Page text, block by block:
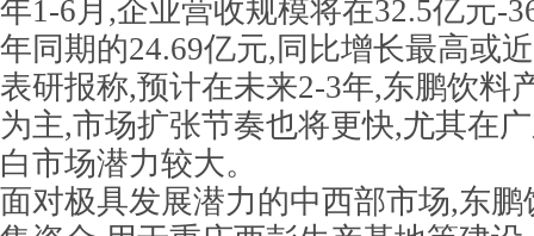
年1-6月,企业营收规模将在32.5亿元-
年同期的24.69亿元,同比增长最高或
表研报称,预计在未来2-3年,东鹏饮料
为主,市场扩张节奏也将更快,尤其在
白市场潜力较大。
面对极具发展潜力的中西部市场,东鹏